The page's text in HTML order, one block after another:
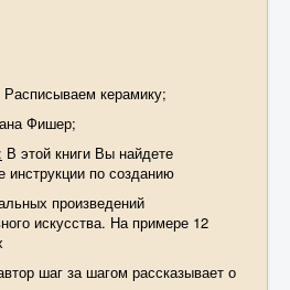
Расписываем керамику;
Фишер;
В этой книги Вы найдете
инструкции по созданию
произведений
искусства. На примере 12
шаг за шагом рассказывает о